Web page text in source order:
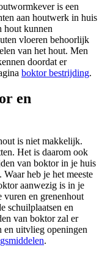
is een
aan houtwerk in huis
hout kunnen
vloeren behoorlijk
van het hout. Men
doordat er
boktor bestrijding.
en
is niet makkelijk.
Het is daarom ook
van boktor in je huis
heb je het meeste
aanwezig is in je
vuren en grenenhout
schuilplaatsen en
van boktor zal er
en uitvlieg openingen
.